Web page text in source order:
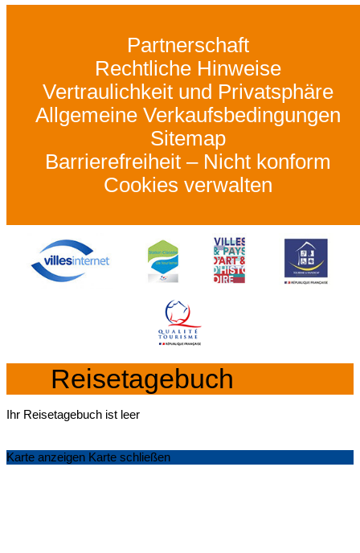
Partnerschaft
Rechtliche Hinweise
Vertraulichkeit und Privatsphäre
Allgemeine Verkaufsbedingungen
Sitemap
Barrierefreiheit – Nicht konform
Cookies verwalten
Reisetagebuch
Ihr Reisetagebuch ist leer
Karte anzeigen Karte schließen